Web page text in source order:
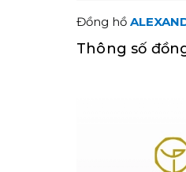
Đồng hồ
Thông số